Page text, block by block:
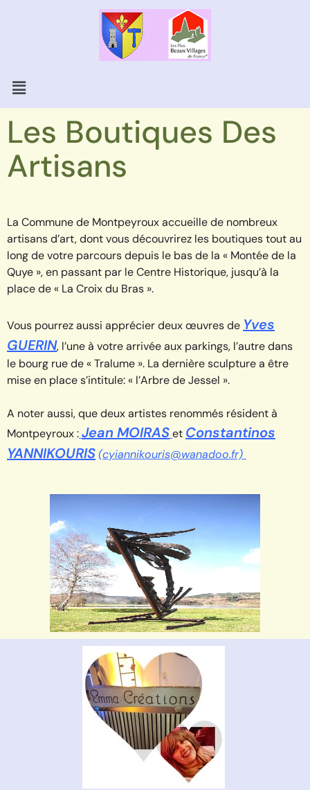
Les Boutiques Des
Artisans
La Commune de Montpeyroux accueille de nombreux
artisans d’art, dont vous découvrirez les boutiques tout au
long de votre parcoursdepuis le bas de la « Montée de la
Quye », en passant par le Centre Historique, jusqu’à la
place de « La Croix du Bras ».
Vous pourrez aussi apprécier deux œuvres de Yves
GUERIN, l’une à votre arrivée aux parkings, l’autre dans
le bourg rue de « Tralume ». La dernière sculpture a être
mise en place s’intitule: « l’Arbre de Jessel ».
A noter aussi, que deux artistes renommés résident à
Montpeyroux :Jean MOIRASet Constantinos
YANNIKOURIS(cyiannikouris@wanadoo.fr)